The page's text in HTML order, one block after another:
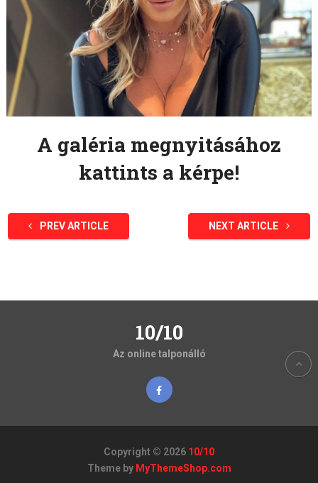
A galéria megnyitásához
kattints a kérpe!
PREV ARTICLE NEXT ARTICLE
10/10
Az online talponálló
Copyright © 2026 10/10
Theme by MyThemeShop.com